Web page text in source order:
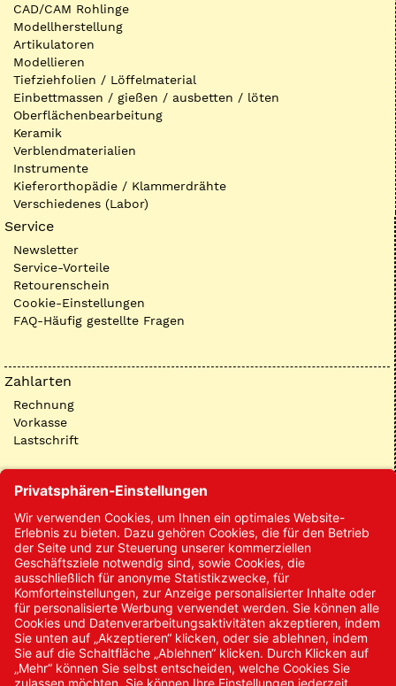
CAD/CAM Rohlinge
Modellherstellung
Artikulatoren
Modellieren
Tiefziehfolien / Löffelmaterial
Einbettmassen / gießen / ausbetten / löten
Oberflächenbearbeitung
Keramik
Verblendmaterialien
Instrumente
Kieferorthopädie / Klammerdrähte
Verschiedenes (Labor)
Service
Newsletter
Service-Vorteile
Retourenschein
Cookie-Einstellungen
FAQ-Häufig gestellte Fragen
Zahlarten
Rechnung
Vorkasse
Lastschrift
Kontakt
Kontakt/Anfrage
Neukundenanmeldung
Kennwort vergessen